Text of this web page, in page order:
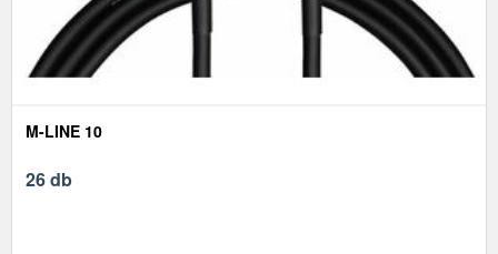
M-LINE 10
26 db